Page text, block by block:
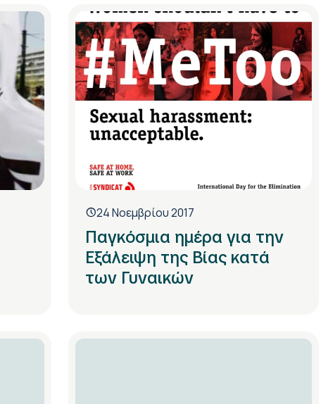
24 Νοεμβρίου 2017
Παγκόσμια ημέρα για την
Εξάλειψη της Βίας κατά
των Γυναικών